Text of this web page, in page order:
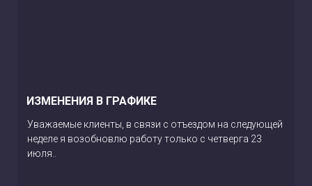
ИЗМЕНЕНИЯ В ГРАФИКЕ
Уважаемые клиенты, в связи с отъездом на следующей
неделе я возобновлю работу только с четверга 23
июля..